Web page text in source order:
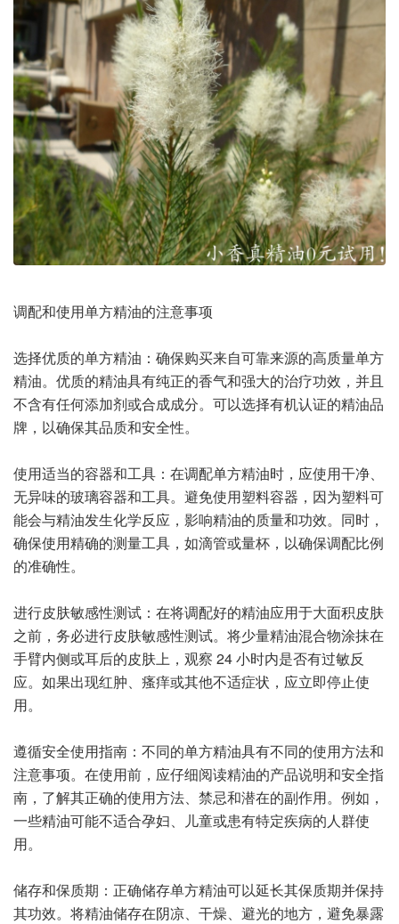
调配和使用单方精油的注意事项
选择优质的单方精油：确保购买来自可靠来源的高质量单方
精油。优质的精油具有纯正的香气和强大的治疗功效，并且
不含有任何添加剂或合成成分。可以选择有机认证的精油品
牌，以确保其品质和安全性。
使用适当的容器和工具：在调配单方精油时，应使用干净、
无异味的玻璃容器和工具。避免使用塑料容器，因为塑料可
能会与精油发生化学反应，影响精油的质量和功效。同时，
确保使用精确的测量工具，如滴管或量杯，以确保调配比例
的准确性。
进行皮肤敏感性测试：在将调配好的精油应用于大面积皮肤
之前，务必进行皮肤敏感性测试。将少量精油混合物涂抹在
手臂内侧或耳后的皮肤上，观察 24 小时内是否有过敏反
应。如果出现红肿、瘙痒或其他不适症状，应立即停止使
用。
遵循安全使用指南：不同的单方精油具有不同的使用方法和
注意事项。在使用前，应仔细阅读精油的产品说明和安全指
南，了解其正确的使用方法、禁忌和潜在的副作用。例如，
一些精油可能不适合孕妇、儿童或患有特定疾病的人群使
用。
储存和保质期：正确储存单方精油可以延长其保质期并保持
其功效。将精油储存在阴凉、干燥、避光的地方，避免暴露